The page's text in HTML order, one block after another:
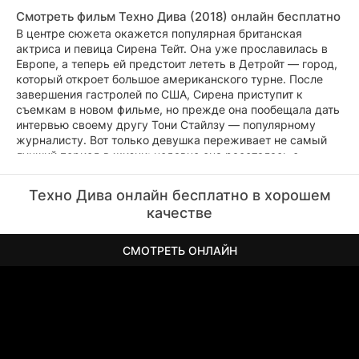
Смотреть фильм Техно Дива (2018) онлайн бесплатно
В центре сюжета окажется популярная британская
актриса и певица Сирена Тейт. Она уже прославилась в
Европе, а теперь ей предстоит лететь в Детройт — город,
который откроет большое американского турне. После
завершения гастролей по США, Сирена приступит к
съемкам в новом фильме, но прежде она пообещала дать
интервью своему другу Тони Стайлзу — популярному
журналисту. Вот только девушка переживает не самый
лучший период в жизни: недавно она рассталась с
необходимый для выступлений на сцене и общения с
Техно Дива онлайн бесплатно в хорошем
качестве
СМОТРЕТЬ ОНЛАЙН